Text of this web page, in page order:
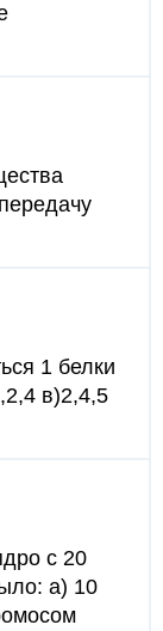
1 белки
в)2,4,5
с 20
а) 10